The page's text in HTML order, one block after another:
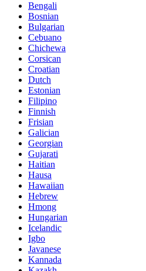
Bengali
Bosnian
Bulgarian
Cebuano
Chichewa
Corsican
Croatian
Dutch
Estonian
Filipino
Finnish
Frisian
Galician
Georgian
Gujarati
Haitian
Hausa
Hawaiian
Hebrew
Hmong
Hungarian
Icelandic
Igbo
Javanese
Kannada